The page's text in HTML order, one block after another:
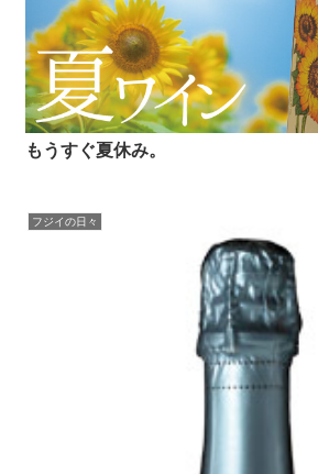
もうすぐ夏休み。
フジイの日々